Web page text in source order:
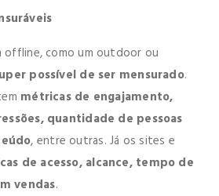
offline, como um outdoor ou
possível de ser mensurado.
métricas de engajamento,
quantidade de pessoas
, entre outras. Já os sites e
de acesso, alcance, tempo de
vendas.